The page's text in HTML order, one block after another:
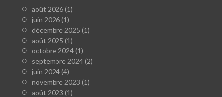
août 2026(1)
juin 2026(1)
décembre 2025 (1)
août 2025 (1)
octobre 2024(1)
septembre 2024(2)
juin 2024(4)
novembre 2023 (1)
août 2023 (1)